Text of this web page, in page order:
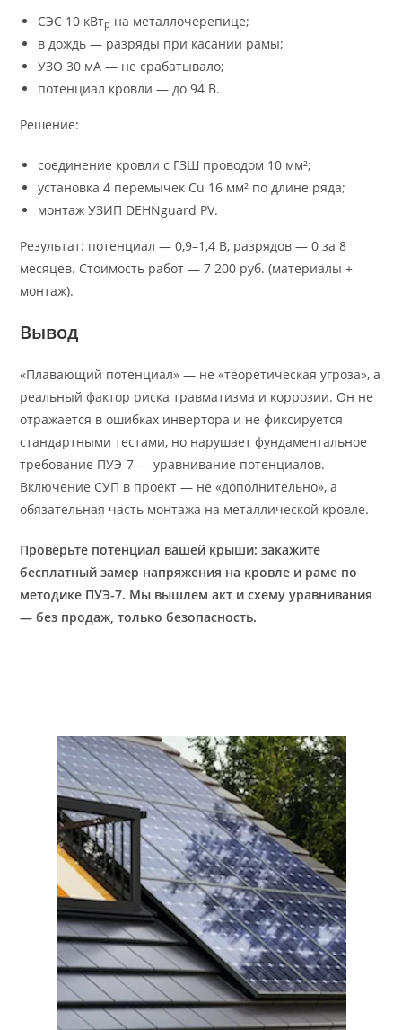
СЭС 10 кВтp на металлочерепице;
в дождь — разряды при касании рамы;
УЗО 30 мА — не срабатывало;
потенциал кровли — до 94 В.
Решение:
соединение кровли с ГЗШ проводом 10 мм²;
установка 4 перемычек Cu 16 мм² по длине ряда;
монтаж УЗИП DEHNguard PV.
Результат: потенциал — 0,9–1,4 В, разрядов — 0 за 8
месяцев. Стоимость работ — 7 200 руб. (материалы +
монтаж).
Вывод
«Плавающий потенциал» — не «теоретическая угроза», а
реальный фактор риска травматизма и коррозии. Он не
отражается в ошибках инвертора и не фиксируется
стандартными тестами, но нарушает фундаментальное
требование ПУЭ-7 — уравнивание потенциалов.
Включение СУП в проект — не «дополнительно», а
обязательная часть монтажа на металлической кровле.
Проверьте потенциал вашей крыши: закажите
бесплатный замер напряжения на кровле и раме по
методике ПУЭ-7. Мы вышлем акт и схему уравнивания
— без продаж, только безопасность.